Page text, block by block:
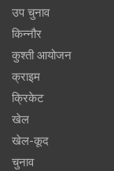
उप चुनाव
किन्नौर
कुश्ती आयोजन
क्राइम
क्रिकेट
खेल
खेल-कूद
चुनाव